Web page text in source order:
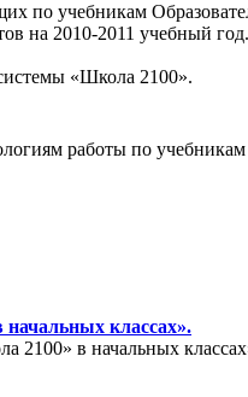
по учебникам
на 2010-2011 учебный год.
«Школа 2100».
работы по
классах».
в начальных